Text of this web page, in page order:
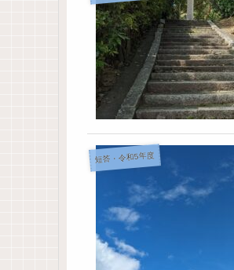
短答・令和5年度